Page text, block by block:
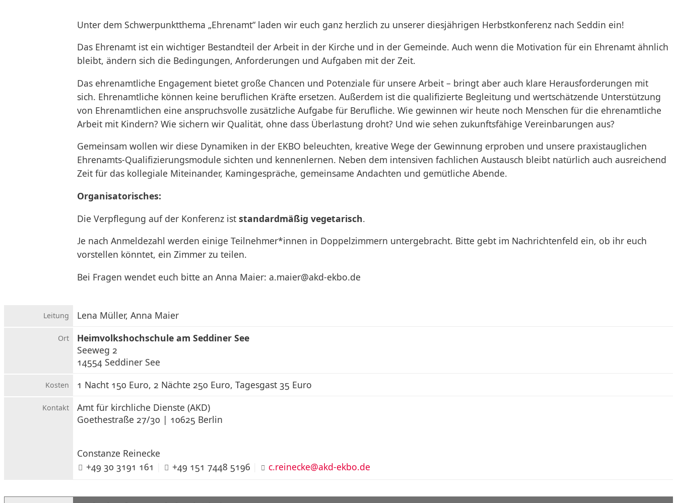
Unter dem Schwerpunktthema „Ehrenamt“ laden wir euch ganz herzlich zu unserer diesjährigen Herbstkonferenz nach Seddin ein!
Das Ehrenamt ist ein wichtiger Bestandteil der Arbeit in der Kirche und in der Gemeinde. Auch wenn die Motivation für ein Ehrenamt ähnlich
bleibt, ändern sich die Bedingungen, Anforderungen und Aufgaben mit der Zeit.
Das ehrenamtliche Engagement bietet große Chancen und Potenziale für unsere Arbeit – bringt aber auch klare Herausforderungen mit
sich. Ehrenamtliche können keine beruflichen Kräfte ersetzen. Außerdem ist die qualifizierte Begleitung und wertschätzende Unterstützung
von Ehrenamtlichen eine anspruchsvolle zusätzliche Aufgabe für Berufliche. Wie gewinnen wir heute noch Menschen für die ehrenamtliche
Arbeit mit Kindern? Wie sichern wir Qualität, ohne dass Überlastung droht? Und wie sehen zukunftsfähige Vereinbarungen aus?
Gemeinsam wollen wir diese Dynamiken in der EKBO beleuchten, kreative Wege der Gewinnung erproben und unsere praxistauglichen
Ehrenamts-Qualifizierungsmodule sichten und kennenlernen. Neben dem intensiven fachlichen Austausch bleibt natürlich auch ausreichend
Zeit für das kollegiale Miteinander, Kamingespräche, gemeinsame Andachten und gemütliche Abende.
Organisatorisches:
Die Verpflegung auf der Konferenz ist standardmäßig vegetarisch.
Je nach Anmeldezahl werden einige Teilnehmer*innen in Doppelzimmern untergebracht. Bitte gebt im Nachrichtenfeld ein, ob ihr euch
vorstellen könntet, ein Zimmer zu teilen.
Bei Fragen wendet euch bitte an Anna Maier: a.maier@akd-ekbo.de
Leitung Lena Müller, Anna Maier
Ort
Heimvolkshochschule am Seddiner See
Seeweg 2
14554 Seddiner See
Kosten 1 Nacht 150 Euro, 2 Nächte 250 Euro, Tagesgast 35 Euro
Kontakt
Amt für kirchliche Dienste (AKD)
Goethestraße 27/30 | 10625 Berlin
Constanze Reinecke
+49 30 3191 161
+49 151 7448 5196 c.reinecke@akd-ekbo.de